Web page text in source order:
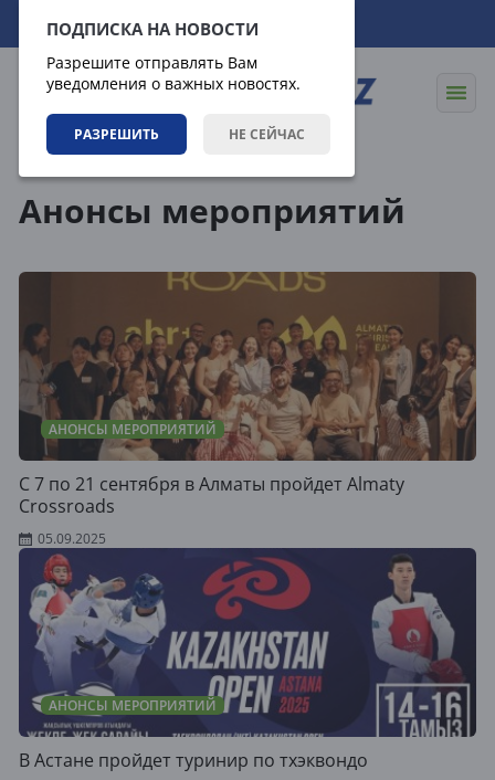
ПОДПИСКА НА НОВОСТИ
Разрешите отправлять Вам
уведомления о важных новостях.
РАЗРЕШИТЬ НЕ СЕЙЧАС
09.08.2026 03:45:49
Анонсы мероприятий
АНОНСЫ МЕРОПРИЯТИЙ
C 7 по 21 сентября в Алматы пройдет Almaty
Crossroads
05.09.2025
АНОНСЫ МЕРОПРИЯТИЙ
В Астане пройдет туринир по тхэквондо